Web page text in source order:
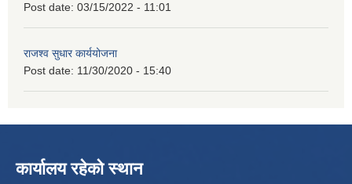
Post date: 03/15/2022 - 11:01
राजश्व सुधार कार्ययोजना
Post date: 11/30/2020 - 15:40
कार्यालय रहेको स्थान